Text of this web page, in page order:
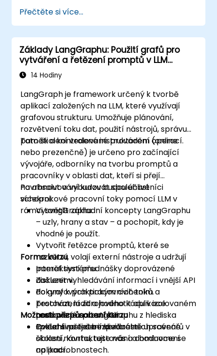
Přečtěte si více...
Základy LangGraphu: Použití grafů pro
vytváření a řetězení promptů v LLM
aplikacích
14 Hodiny
LangGraph je framework určený k tvorbě
aplikací založených na LLM, které využívají
grafovou strukturu. Umožňuje plánování,
rozvětvení toku dat, použití nástrojů, správu
paměti a kontrolované provádění operací.
Toto školení vedené instruktorem (online
nebo prezenčně) je určeno pro začínající
vývojáře, odborníky na tvorbu promptů a
pracovníky v oblasti dat, kteří si přejí
navrhnout a vybudovat spolehlivé
vícekrokové pracovní toky pomocí LLM v
rámci LangGraphu.
Po absolvování kurzu budou účastníci
schopni:
Vysvětlit základní koncepty LangGraphu
– uzly, hrany a stav – a pochopit, kdy je
vhodné je použít.
Vytvořit řetězce promptů, které se
rozvětví, volají externí nástroje a udržují
paměť systému.
Začlenit vyhledávání informací i vnější API
do grafových pracovních toků.
Testovat, ladit a hodnotit aplikace
postavené na LangGraphu z hlediska
spolehlivosti a bezpečnosti.
Forma kurzu
Interaktivní přednášky doprovázené
diskuzemi.
Pokyny k praktickým cvičením a
procházení zdrojového kódu v izolovaném
testovacím prostředí.
Cvičení na řešení konkrétních scénářů v
oblasti návrhu, testování a hodnocení
aplikací.
Možnosti přizpůsobení kurzu
Pokud si přejete individuálně upravené
školení, kontaktujte nás a domluvme se
na podrobnostech.